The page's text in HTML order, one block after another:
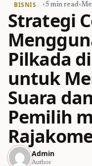
BISNIS •5 min read•
Strategi
Pilkada
untuk
Suara
Pemilih
Admin
Author